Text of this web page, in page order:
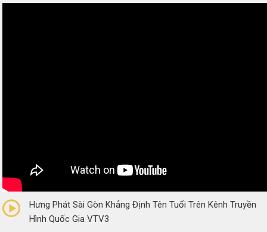
(0 Reviews)
Hưng Phát Sài Gòn Khẳng Định Tên Tuổi Trên Kênh Truyền
Hình Quốc Gia VTV3